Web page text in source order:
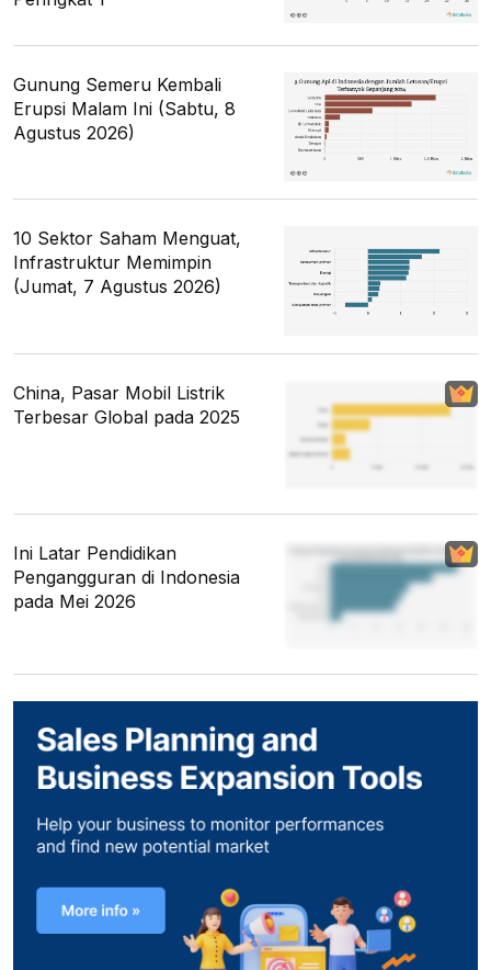
Gunung Semeru Kembali
Erupsi Malam Ini (Sabtu, 8
Agustus 2026)
10 Sektor Saham Menguat,
Infrastruktur Memimpin
(Jumat, 7 Agustus 2026)
China, Pasar Mobil Listrik
Terbesar Global pada 2025
Ini Latar Pendidikan
Pengangguran di Indonesia
pada Mei 2026